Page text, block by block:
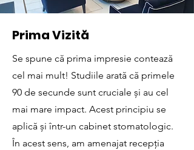
Prima Vizită
Se spune că prima impresie contează
cel mai mult! Studiile arată că primele
90 de secunde sunt cruciale și au cel
mai mare impact. Acest principiu se
aplică și într-un cabinet stomatologic.
În acest sens, am amenajat recepția